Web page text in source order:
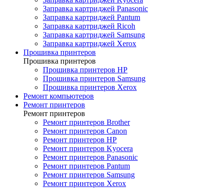
Заправка картриджей Panasonic
Заправка картриджей Pantum
Заправка картриджей Ricoh
Заправка картриджей Samsung
Заправка картриджей Xerox
Прошивка принтеров
Прошивка принтеров
Прошивка принтеров HP
Прошивка принтеров Samsung
Прошивка принтеров Xerox
Ремонт компьютеров
Ремонт принтеров
Ремонт принтеров
Ремонт принтеров Brother
Ремонт принтеров Canon
Ремонт принтеров HP
Ремонт принтеров Kyocera
Ремонт принтеров Panasonic
Ремонт принтеров Pantum
Ремонт принтеров Samsung
Ремонт принтеров Xerox